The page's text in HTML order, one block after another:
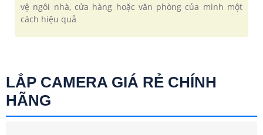
vệ ngôi nhà, cửa hàng hoặc văn phòng của mình một
cách hiệu quả
LẮP CAMERA GIÁ RẺ CHÍNH
HÃNG